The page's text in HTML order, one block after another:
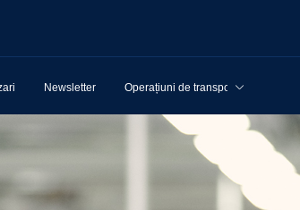
Newsletter Operațiuni de transport